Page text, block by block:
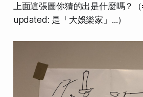
上面這張圖你猜的出是什麼嗎？（
updated: 是「大娛樂家」...）